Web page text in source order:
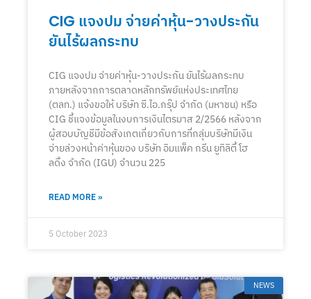
CIG แจงปม จ่ายค่าหุ้น-วางประกัน
ยันไร้ผลกระทบ
CIG แจงปม จ่ายค่าหุ้น-วางประกัน ยันไร้ผลกระทบ
ภายหลังจากการตลาดหลักทรัพย์แห่งประเทศไทย
(ตลท.) แจ้งขอให้ บริษัท ซี.ไอ.กรุ๊ป จำกัด (มหาชน) หรือ
CIG ชี้แจงข้อมูลในงบการเงินไตรมาส 2/2566 หลังจาก
ผู้สอบบัญชีมีข้อสังเกตเกี่ยวกับการที่กลุ่มบริษัทมีเงิน
จ่ายล่วงหน้าค่าหุ้นของ บริษัท อิมแพ็ค กรีน ยูทิลิตี้ โฮ
ลดิ้ง จำกัด (IGU) จำนวน 225
READ MORE »
5 October 2023
NEWS